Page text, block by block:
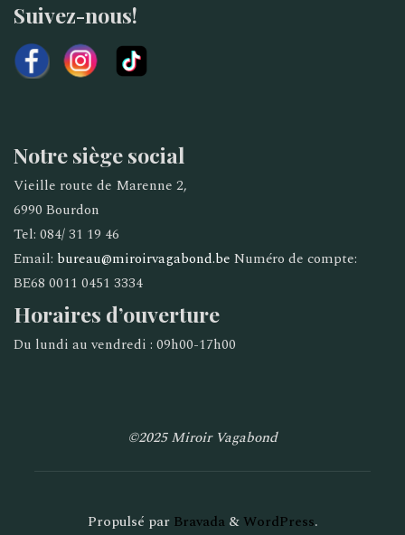
Suivez-nous!
Notre siège social
Vieille route de Marenne 2,
6990 Bourdon
Tel: 084/ 31 19 46
Email: bureau@miroirvagabond.be Numéro de compte:
BE68 0011 0451 3334
Horaires d’ouverture
Du lundi au vendredi : 09h00-17h00
©2025 Miroir Vagabond
Propulsé parBravada & WordPress.